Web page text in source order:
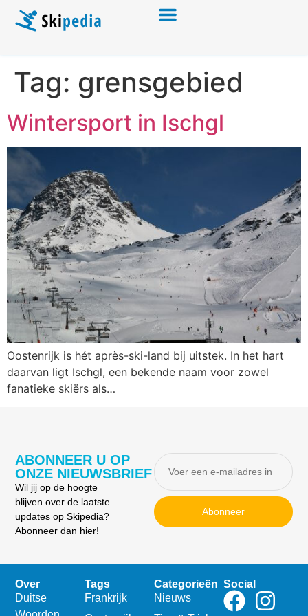
Tag: grensgebied
Wintersport in Ischgl
Oostenrijk is hét après-ski-land bij uitstek. In het hart
daarvan ligt Ischgl, een bekende naam voor zowel
fanatieke skiërs als…
ABONNEER U OP
ONZE NIEUWSBRIEF
Wil jij op de hoogte
blijven over de laatste
updates op Skipedia?
Abonneer dan hier!
Abonneer
Over
Duitse
Tags
Frankrijk
Categorieën
Nieuws
Social